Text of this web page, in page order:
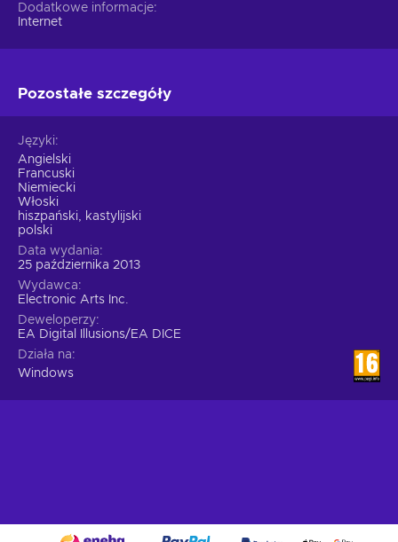
Dodatkowe informacje
Internet
Pozostałe szczegóły
Języki
Angielski
Francuski
Niemiecki
Włoski
hiszpański, kastylijski
polski
Data wydania
25 października 2013
Wydawca
Electronic Arts Inc.
Deweloperzy
EA Digital Illusions/EA DICE
Działa na
Windows